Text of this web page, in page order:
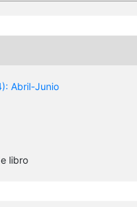
Abril-Junio
libro